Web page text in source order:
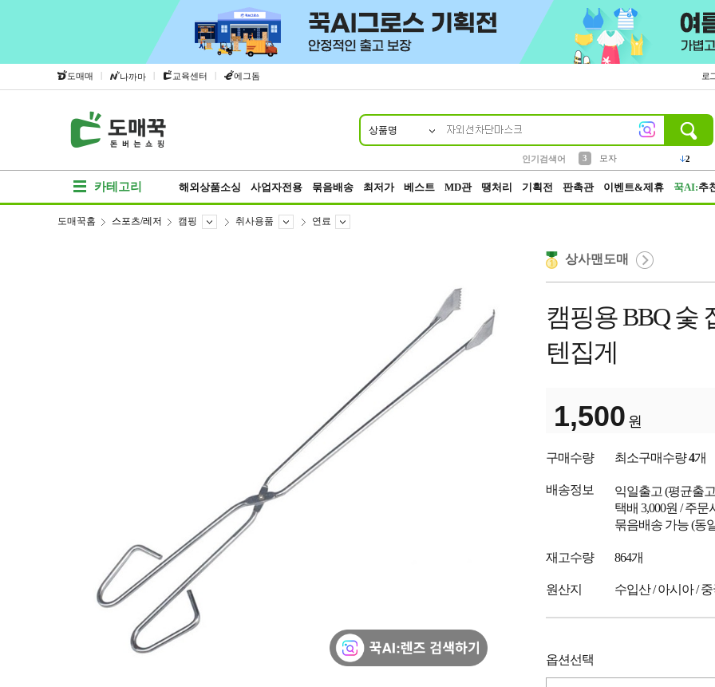
도매매 | 나까마 | 교육센터 | 에그돔 로
상품명
인기검색어
3
모자
2
카테고리 해외상품소싱 사업자전용 묶음배송 최저가 베스트 MD관 땡처리 기획전 판촉관 이벤트&제휴 꾹AI:추
도매꾹홈 스포츠/레저 캠핑 취사용품 연료
상사맨도매
캠핑용 BBQ 숯
텐집게
1,500 원
구매수량 최소구매수량4개
배송정보 익일출고 (평균출
택배 3,000원 / 주문
묶음배송 가능 (동
재고수량 864개
원산지 수입산 / 아시아 /
옵션선택